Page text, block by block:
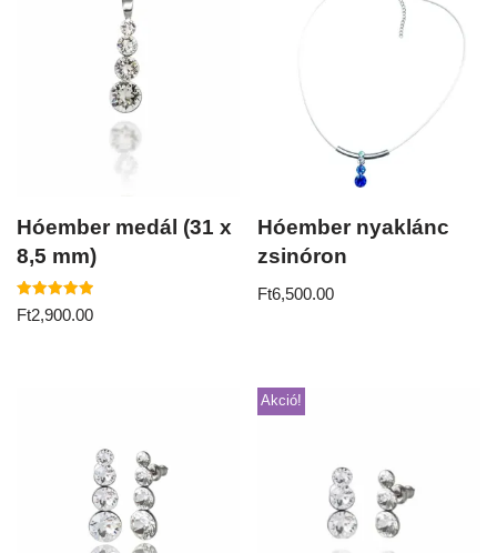
Hóember medál (31 x
8,5 mm)
Értékelés:
5.00
Ft2,900.00
Hóember nyaklánc
zsinóron
Ft6,500.00
Akció!